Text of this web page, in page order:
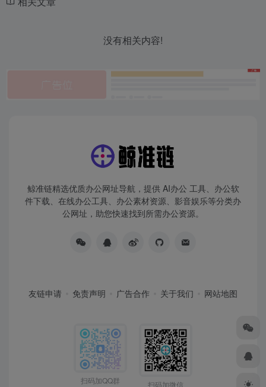
没有相关内容!
鲸准链精选优质办公网址导航，提供 AI办公 工具、办公软
件下载、在线办公工具、办公素材资源、影音娱乐等分类办
公网址，助您快速找到所需办公资源。
友链申请 免责声明 广告合作 关于我们 网站地图
扫码加QQ群 扫码加微信